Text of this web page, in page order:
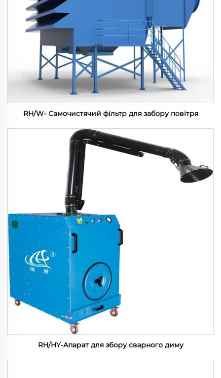
RH/W- Самочистячий фільтр для забору повітря
RH/HY-Апарат для збору сварного диму